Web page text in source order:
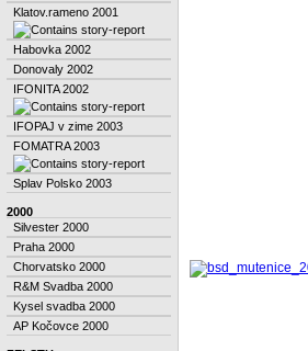
Klatov.rameno 2001
Habovka 2002
Donovaly 2002
IFONITA 2002
IFOPAJ v zime 2003
FOMATRA 2003
Splav Polsko 2003
2000
Silvester 2000
Praha 2000
Chorvatsko 2000
R&M Svadba 2000
Kysel svadba 2000
AP Kočovce 2000